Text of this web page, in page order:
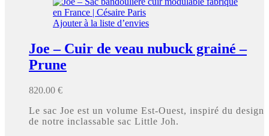
Ajouter à la liste d’envies
Joe – Cuir de veau nubuck grainé –
Prune
820.00 €
Le sac Joe est un volume Est-Ouest, inspiré du design
de notre inclassable sac Little Joh.